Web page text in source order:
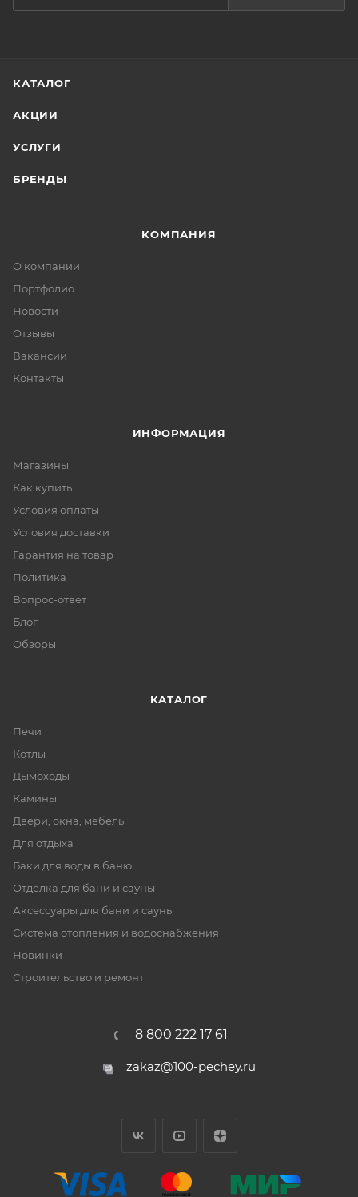
КАТАЛОГ
АКЦИИ
УСЛУГИ
БРЕНДЫ
КОМПАНИЯ
О компании
Портфолио
Новости
Отзывы
Вакансии
Контакты
ИНФОРМАЦИЯ
Магазины
Как купить
Условия оплаты
Условия доставки
Гарантия на товар
Политика
Вопрос-ответ
Блог
Обзоры
КАТАЛОГ
Печи
Котлы
Дымоходы
Камины
Двери, окна, мебель
Для отдыха
Баки для воды в баню
Отделка для бани и сауны
Аксессуары для бани и сауны
Система отопления и водоснабжения
Новинки
Строительство и ремонт
8 800 222 17 61
zakaz@100-pechey.ru